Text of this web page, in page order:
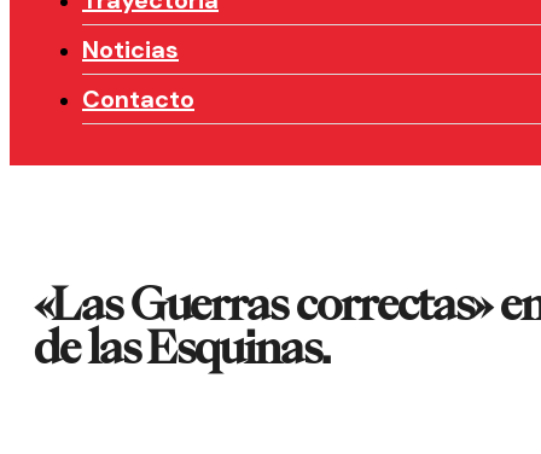
Noticias
Contacto
«Las Guerras correctas»
de las Esquinas.